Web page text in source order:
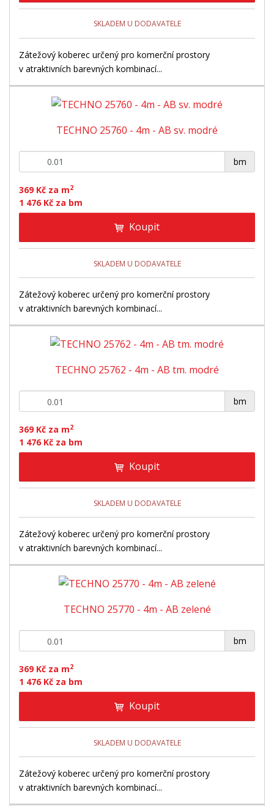
p
i
s
p
i
s
s
SKLADEM U DODAVATELE
Zátežový koberec určený pro komerční prostory
v atraktivních barevných kombinací...
TECHNO 25760 - 4m - AB sv. modré
369 Kč za m2
1 476 Kč za bm
bm
+-
Koupit
SKLADEM U DODAVATELE
Zátežový koberec určený pro komerční prostory
v atraktivních barevných kombinací...
TECHNO 25762 - 4m - AB tm. modré
369 Kč za m2
1 476 Kč za bm
bm
+-
Koupit
SKLADEM U DODAVATELE
Zátežový koberec určený pro komerční prostory
v atraktivních barevných kombinací...
TECHNO 25770 - 4m - AB zelené
369 Kč za m2
1 476 Kč za bm
bm
+-
Koupit
SKLADEM U DODAVATELE
Zátežový koberec určený pro komerční prostory
v atraktivních barevných kombinací...